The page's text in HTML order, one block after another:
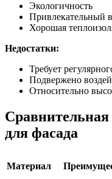
Экологичность
Привлекательный
Хорошая
Недостатки:
Требует
Подвержено
Относительно
Сравнительная
для фасада
Материал